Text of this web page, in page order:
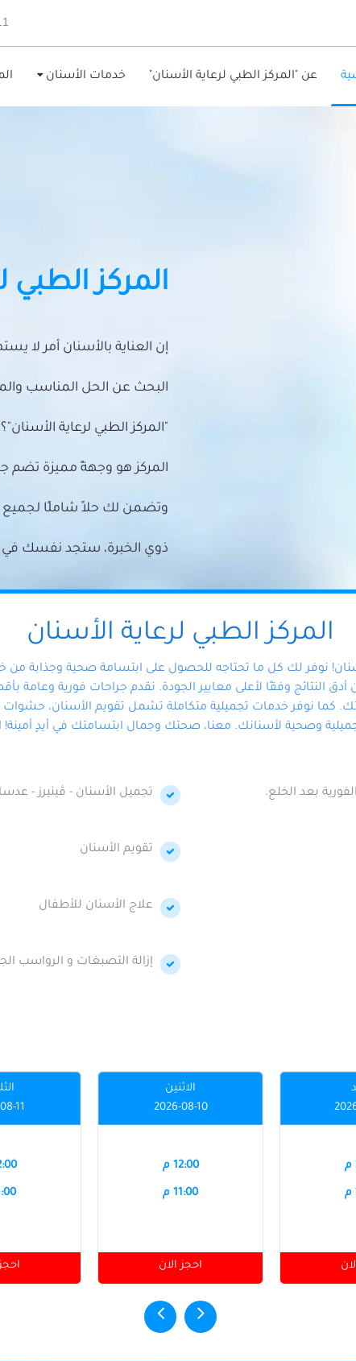
عن "المركز الطبي لرعاية الأسنان" خدمات الأسنان
المركز الطبي
إن العناية بالأسنان أمر لا
البحث عن الحل المناسب
"المركز الطبي لرعاية الأسنان"؟
المركز هو وجهةً مميزة تضم
وتضمن لك حلاً شاملًا
ذوي الخبرة، ستجد نفسك في
المركز الطبي لرعاية الأسنان
نوفر لك كل ما تحتاجه للحصول على ابتسامة صحية وجذابة
النتائج وفقًا لأعلى معايير الجودة. نقدم جراحات فورية وعامة
كما نوفر خدمات تجميلية متكاملة تشمل تقويم الأسنان، حشوات
وصحية لأسنانك. معنا، صحتك وجمال ابتسامتك في أيدٍ أمينة!
بعد الخلع. تجميل الأسنان - ڤينيرز -
تقويم الأسنان
علاج الأسنان للأطفال
إزالة التصبغات و الرواسب
الاثنين
2026-08-10
12:00 م
11:00 م
احجز الان
11